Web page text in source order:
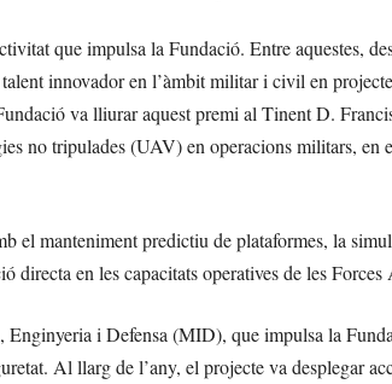
que impulsa la Fundació. Entre aquestes,
innovador en l’àmbit militar i civil en
va lliurar aquest premi al Tinent D.
no tripulades (UAV) en operacions militars, en
el manteniment predictiu de plataformes, la
directa en les capacitats operatives de les Forces
i Defensa (MID), que impulsa la
Al llarg de l’any, el projecte va desplegar